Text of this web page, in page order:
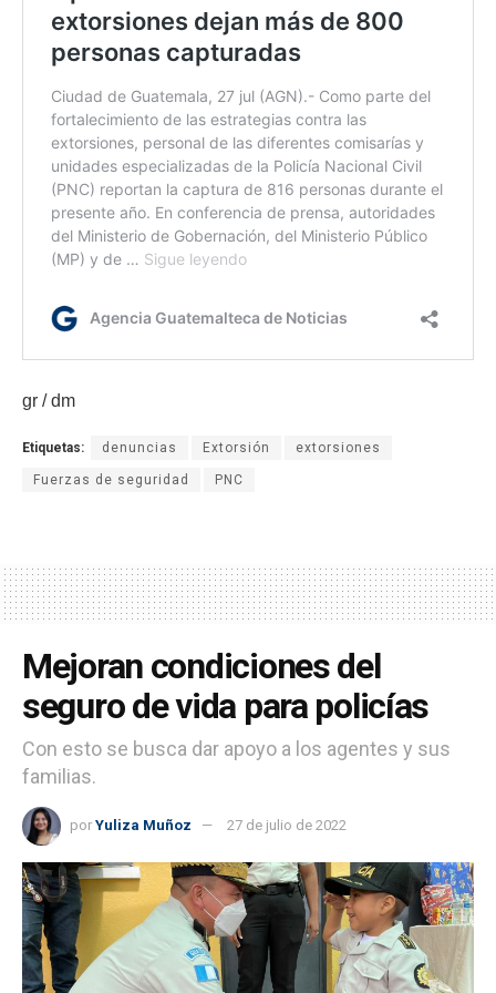
gr / dm
Etiquetas: denuncias Extorsión extorsiones
Fuerzas de seguridad PNC
Mejoran condiciones del
seguro de vida para policías
Con esto se busca dar apoyo a los agentes y sus
familias.
por Yuliza Muñoz 27 de julio de 2022